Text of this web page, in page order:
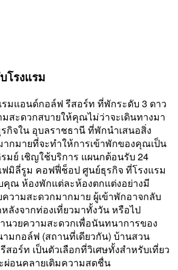
โรงแรม
อนด์กอล์ฟ รีสอร์ท ที่พักระดับ 3 ดาว
สะดวกสบายให้คุณไม่ว่าจะเดินทางมา
กิจใน อุบลราชธานี ที่พักนำเสนอสิ่ง
กมายที่จะทำให้การเข้าพักของคุณเป็น
ย์ เชิญใช้บริการ แผนกต้อนรับ 24
มิลี่รูม คอฟฟี่ช็อป ศูนย์ธุรกิจ ที่โรงแรม
คุณ ห้องพักแต่ละห้องตกแต่งอย่างมี
วามสะดวกมากมาย ผู้เข้าพักอาจกลับ
ลังจากท่องเที่ยวมาทั้งวัน หรือไป
นวยความสะดวกเพื่อนันทนาการของ
ามกอล์ฟ (สถานที่เดียวกัน) บ้านสวน
อร์ท เป็นตัวเลือกที่วิเศษทั้งสำหรับเที่ยว
อนคลายเติมความสดชื่น